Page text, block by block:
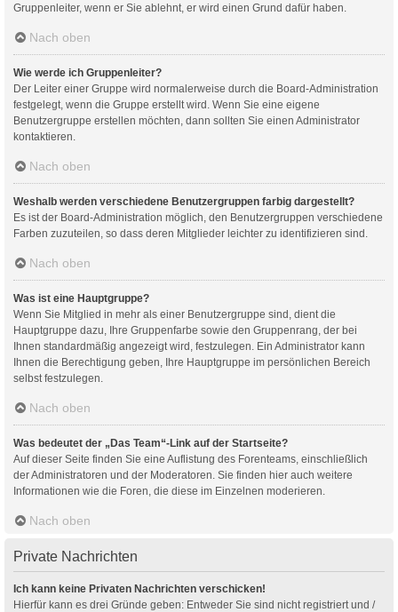
Gruppenleiter, wenn er Sie ablehnt, er wird einen Grund dafür haben.
Nach oben
Wie werde ich Gruppenleiter?
Der Leiter einer Gruppe wird normalerweise durch die Board-Administration
festgelegt, wenn die Gruppe erstellt wird. Wenn Sie eine eigene
Benutzergruppe erstellen möchten, dann sollten Sie einen Administrator
kontaktieren.
Nach oben
Weshalb werden verschiedene Benutzergruppen farbig dargestellt?
Es ist der Board-Administration möglich, den Benutzergruppen verschiedene
Farben zuzuteilen, so dass deren Mitglieder leichter zu identifizieren sind.
Nach oben
Was ist eine Hauptgruppe?
Wenn Sie Mitglied in mehr als einer Benutzergruppe sind, dient die
Hauptgruppe dazu, Ihre Gruppenfarbe sowie den Gruppenrang, der bei
Ihnen standardmäßig angezeigt wird, festzulegen. Ein Administrator kann
Ihnen die Berechtigung geben, Ihre Hauptgruppe im persönlichen Bereich
selbst festzulegen.
Nach oben
Was bedeutet der „Das Team“-Link auf der Startseite?
Auf dieser Seite finden Sie eine Auflistung des Forenteams, einschließlich
der Administratoren und der Moderatoren. Sie finden hier auch weitere
Informationen wie die Foren, die diese im Einzelnen moderieren.
Nach oben
Private Nachrichten
Ich kann keine Privaten Nachrichten verschicken!
Hierfür kann es drei Gründe geben: Entweder Sie sind nicht registriert und /